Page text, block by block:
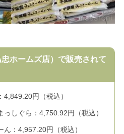
ホームズ店）で販売されて
円（税込）
しぐら：4,750.92円（税込）
：4,957.20円（税込）